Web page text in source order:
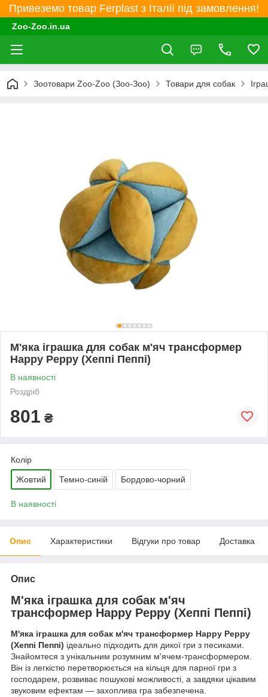
Привеземо товар Ferplast з Італії під замовлення!
Zoo-Zoo.in.ua
Зоотовари Zoo-Zoo (Зоо-Зоо) Товари для собак
М'яка іграшка для собак м'яч трансформер
Happy Peppy (Хеппі Пеппі)
В наявності
Роздріб
801 ₴
Колір
Жовтий Темно-синій Бордово-чорний
В наявності
Опис Характеристики Відгуки про товар Доставка
Опис
М'яка іграшка для собак м'яч
трансформер Happy Peppy (Хеппі Пеппі)
М'яка іграшка для собак м'яч трансформер Happy Peppy
(Хеппі Пеппі) ідеально підходить для дикої гри з песиками.
Знайомтеся з унікальним розумним м'ячем-трансформером.
Він із легкістю перетворюється на кільця для парної гри з
господарем, розвиває пошукові можливості, а завдяки цікавим
звуковим ефектам — захоплива гра забезпечена.